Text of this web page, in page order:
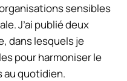
sensibles
J’ai publié deux
dans lesquels je
pour harmoniser le
au quotidien.